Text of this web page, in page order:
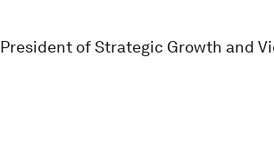
President of Strategic Growth and